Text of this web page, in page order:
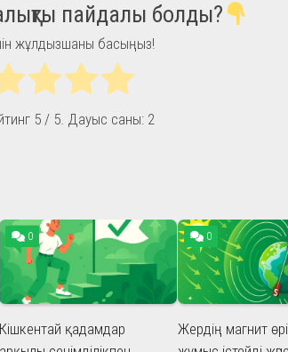
пайдалы болды?
жұлдызшаны басыңыз!
5 / 5. Дауыс саны: 2
0
Кішкентай қадамдар
0
Жердің магнит